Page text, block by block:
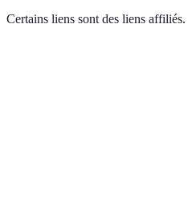
Certains liens sont des liens affiliés.